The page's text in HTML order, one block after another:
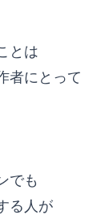
とは
者にとって
でも
る人が